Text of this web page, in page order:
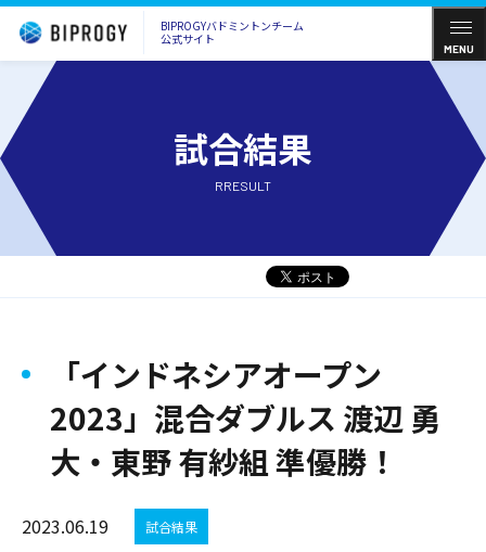
BIPROGYバドミントンチーム
公式サイト
MENU
試合結果
RRESULT
「インドネシアオープン
2023」混合ダブルス 渡辺 勇
大・東野 有紗組 準優勝！
2023.06.19 試合結果